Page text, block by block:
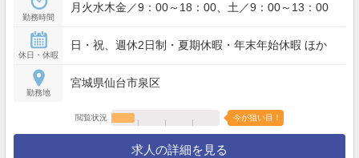
勤務時間
月火水木金／9：00～18：00、土／9：00～13：00
休日・休暇
日・祝、週休2日制・夏期休暇・年末年始休暇 ほか
勤務地
宮城県仙台市泉区
閲覧状況 今が狙い目！
求人の詳細を見る